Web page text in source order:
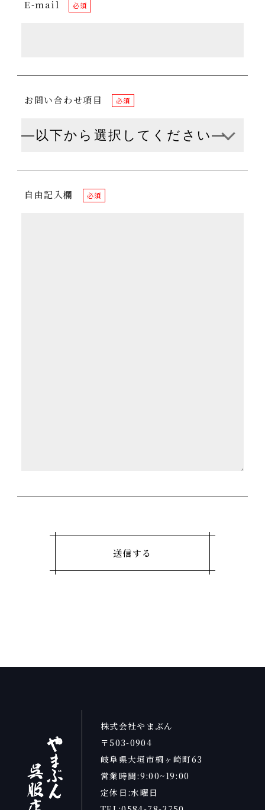
E-mail 必須
お問い合わせ項目 必須
自由記入欄 必須
株式会社やまぶん
〒503-0904
岐阜県大垣市桐ヶ崎町63
営業時間:9:00~19:00
定休日:水曜日